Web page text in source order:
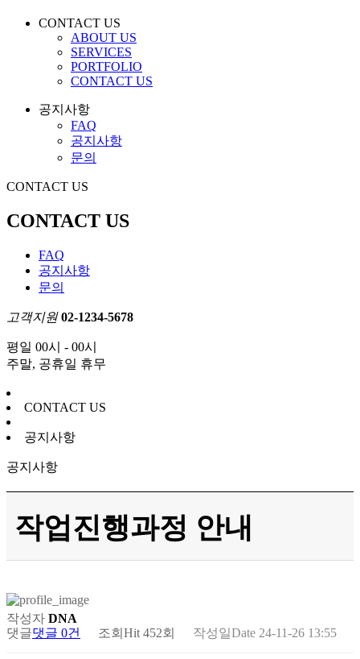
CONTACT US
ABOUT US
SERVICES
PORTFOLIO
CONTACT US
공지사항
FAQ
공지사항
문의
CONTACT US
CONTACT US
FAQ
공지사항
문의
고객지원 02-1234-5678
평일 00시 - 00시
주말, 공휴일 휴무
CONTACT US
공지사항
공지사항
작업진행과정 안내
작성자 DNA
댓글댓글 0건 조회 Hit 452회 작성일Date 24-11-26 13:55